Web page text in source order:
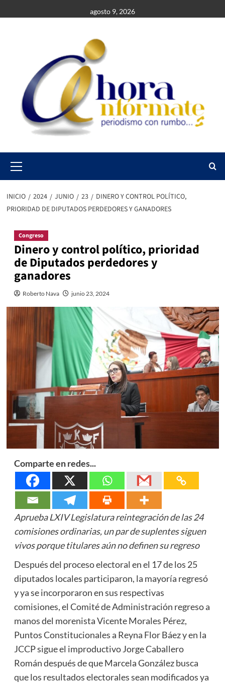
al
agosto 9, 2026
Menu
INICIO 2024 JUNIO 23
DINERO Y CONTROL POLÍTICO,
PRIORIDAD DE DIPUTADOS PERDEDORES Y GANADORES
Congreso
Dinero y control político, prioridad
de Diputados perdedores y
ganadores
Roberto Nava junio 23, 2024
Comparte en redes...
Aprueba LXIV Legislatura reintegración de las 24
comisiones ordinarias, un par de suplentes siguen
vivos porque titulares aún no definen su regreso
Después del proceso electoral en el 17 de los 25
diputados locales participaron, la mayoría regresó
y ya se incorporaron en sus respectivas
comisiones, el Comité de Administración regreso a
manos del morenista Vicente Morales Pérez,
Puntos Constitucionales a Reyna Flor Báez y en la
JCCP sigue el improductivo Jorge Caballero
Román después de que Marcela González busca
que los resultados electorales sean modificados ya